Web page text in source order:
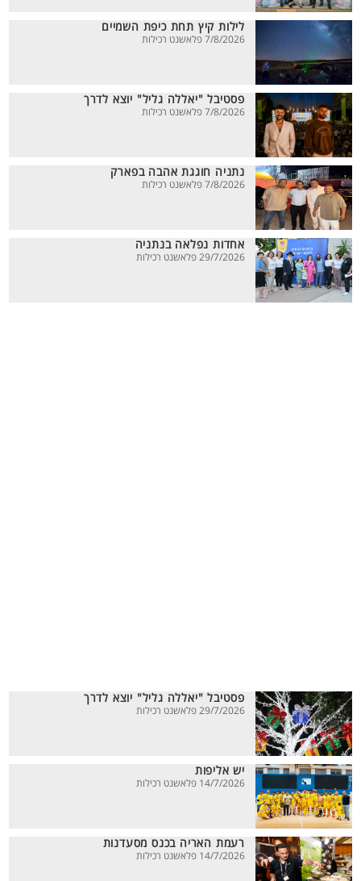
לילות קיץ תחת כיפת השמיים
7/8/2026 פלאשנט רכילות
פסטיבל "יאללה גליל" יוצא לדרך
7/8/2026 פלאשנט רכילות
נתניה חוגגת אהבה בפארק
7/8/2026 פלאשנט רכילות
אחדות נפלאה בנתניה
29/7/2026 פלאשנט רכילות
פסטיבל "יאללה גליל" יוצא לדרך
29/7/2026 פלאשנט רכילות
יש אליפות
14/7/2026 פלאשנט רכילות
רעמת האריה בכנס מסעדנות
14/7/2026 פלאשנט רכילות